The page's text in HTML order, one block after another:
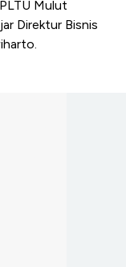
Mulut
Direktur Bisnis